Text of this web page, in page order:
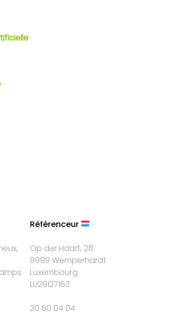
Référenceur
Op der Haart, 28
9999 Wemperhardt
Luxembourg
LU29127163
20 60 04 04